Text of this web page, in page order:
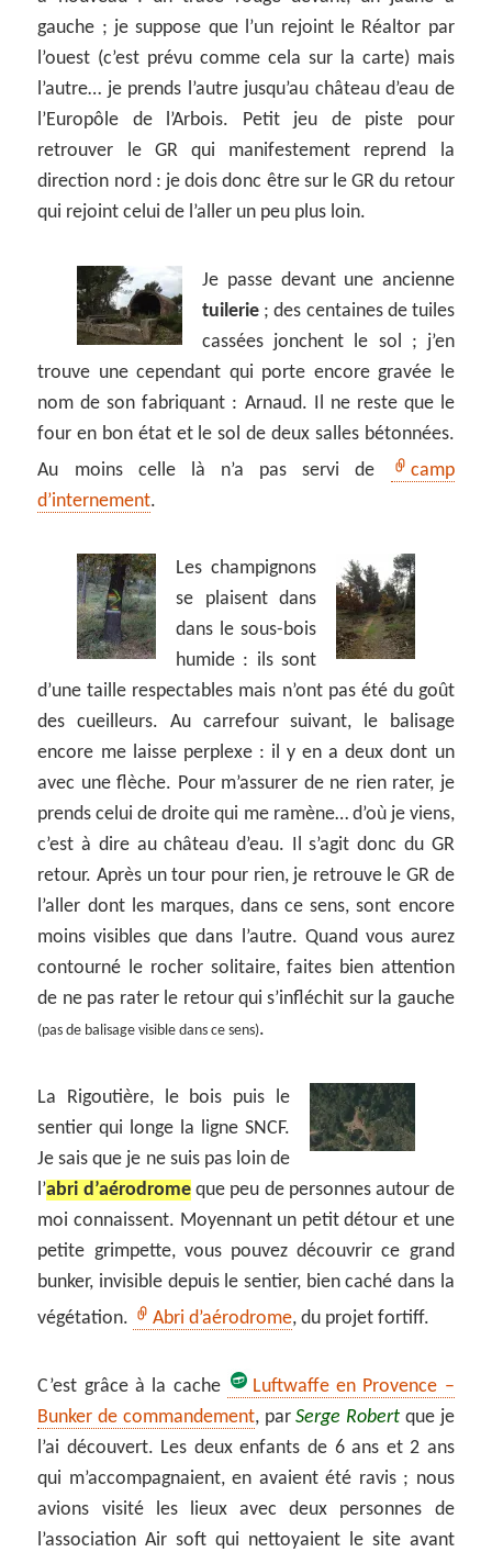
gauche ; je suppose que l’un rejoint le Réaltor par
l’ouest (c’est prévu comme cela sur la carte) mais
l’autre… je prends l’autre jusqu’au château d’eau de
l’Europôle de l’Arbois. Petit jeu de piste pour
retrouver le GR qui manifestement reprend la
direction nord : je dois donc être sur le GR du retour
qui rejoint celui de l’aller un peu plus loin.
Je passe devant une ancienne
tuilerie ; des centaines de tuiles
cassées jonchent le sol ; j’en
trouve une cependant qui porte encore gravée le
nom de son fabriquant : Arnaud. Il ne reste que le
four en bon état et le sol de deux salles bétonnées.
Au moins celle là n’a pas servi de
camp
d’internement.
Les champignons
se plaisent dans
dans le sous-bois
humide : ils sont
d’une taille respectables mais n’ont pas été du goût
des cueilleurs. Au carrefour suivant, le balisage
encore me laisse perplexe : il y en a deux dont un
avec une flèche. Pour m’assurer de ne rien rater, je
prends celui de droite qui me ramène… d’où je viens,
c’est à dire au château d’eau. Il s’agit donc du GR
retour. Après un tour pour rien, je retrouve le GR de
l’aller dont les marques, dans ce sens, sont encore
moins visibles que dans l’autre. Quand vous aurez
contourné le rocher solitaire, faites bien attention
de ne pas rater le retour qui s’infléchit sur la gauche
(pas de balisage visible dans ce sens).
La Rigoutière, le bois puis le
sentier qui longe la ligne SNCF.
Je sais que je ne suis pas loin de
l’abri d’aérodromeque peu de personnes autour de
moi connaissent. Moyennant un petit détour et une
petite grimpette, vous pouvez découvrir ce grand
bunker, invisible depuis le sentier, bien caché dans la
végétation.
Abri d’aérodrome, du projet fortiff.
C’est grâce à la cache
Luftwaffe en Provence –
Bunker de commandement, parSerge Robert que je
l’ai découvert. Les deux enfants de 6 ans et 2 ans
qui m’accompagnaient, en avaient été ravis ; nous
avions visité les lieux avec deux personnes de
l’association Air soft qui nettoyaient le site avant